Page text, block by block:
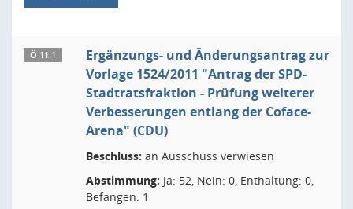
Ö 11.1
Ergänzungs- und Änderungsantrag zur
Vorlage 1524/2011 "Antrag der SPD-
Stadtratsfraktion - Prüfung weiterer
Verbesserungen entlang der Coface-
Arena" (CDU)
Beschluss: an Ausschuss verwiesen
Abstimmung: Ja: 52, Nein: 0, Enthaltung: 0,
Befangen: 1